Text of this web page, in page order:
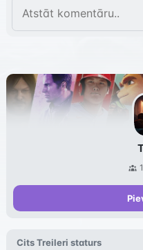
CitsTreileri staturs